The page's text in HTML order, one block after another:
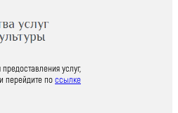
услуг,
перейдите поссылке